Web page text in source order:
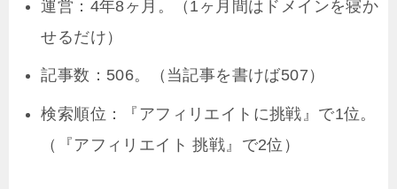
運営：4年8ヶ月。（1ヶ月間はドメインを寝か
せるだけ）
記事数：506。（当記事を書けば507）
検索順位：『アフィリエイトに挑戦』で1位。
（『アフィリエイト 挑戦』で2位）